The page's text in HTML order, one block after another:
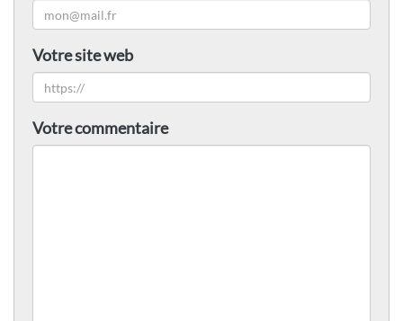
Votre site web
Votre commentaire